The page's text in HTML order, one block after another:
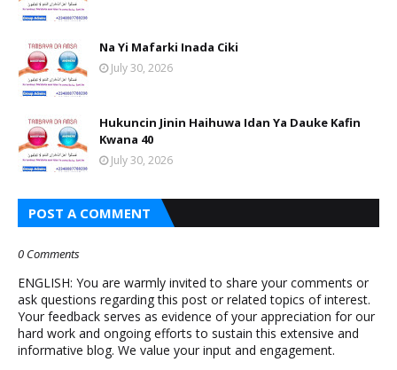
Na Yi Mafarki Inada Ciki
July 30, 2026
Hukuncin Jinin Haihuwa Idan Ya Dauke Kafin
Kwana 40
July 30, 2026
POST A COMMENT
0 Comments
ENGLISH: You are warmly invited to share your comments or
ask questions regarding this post or related topics of interest.
Your feedback serves as evidence of your appreciation for our
hard work and ongoing efforts to sustain this extensive and
informative blog. We value your input and engagement.